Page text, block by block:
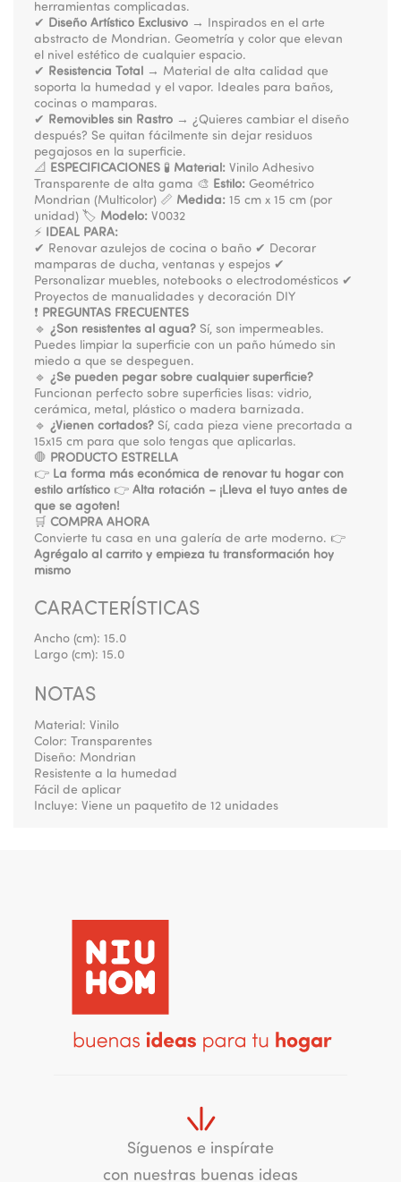
herramientas complicadas.
✔ Diseño Artístico Exclusivo → Inspirados en el arte
abstracto de Mondrian. Geometría y color que elevan
el nivel estético de cualquier espacio.
✔ Resistencia Total → Material de alta calidad que
soporta la humedad y el vapor. Ideales para baños,
cocinas o mamparas.
✔ Removibles sin Rastro → ¿Quieres cambiar el diseño
después? Se quitan fácilmente sin dejar residuos
pegajosos en la superficie.
📐 ESPECIFICACIONES 🧪 Material: Vinilo Adhesivo
Transparente de alta gama 🎨 Estilo: Geométrico
Mondrian (Multicolor) 📏 Medida: 15 cm x 15 cm (por
unidad) 🏷 Modelo: V0032
⚡ IDEAL PARA:
✔ Renovar azulejos de cocina o baño ✔ Decorar
mamparas de ducha, ventanas y espejos ✔
Personalizar muebles, notebooks o electrodomésticos ✔
Proyectos de manualidades y decoración DIY
❗ PREGUNTAS FRECUENTES
🔹 ¿Son resistentes al agua? Sí, son impermeables.
Puedes limpiar la superficie con un paño húmedo sin
miedo a que se despeguen.
🔹 ¿Se pueden pegar sobre cualquier superficie?
Funcionan perfecto sobre superficies lisas: vidrio,
cerámica, metal, plástico o madera barnizada.
🔹 ¿Vienen cortados? Sí, cada pieza viene precortada a
15x15 cm para que solo tengas que aplicarlas.
🛑 PRODUCTO ESTRELLA
👉 La forma más económica de renovar tu hogar con
estilo artístico 👉 Alta rotación – ¡Lleva el tuyo antes de
que se agoten!
🛒 COMPRA AHORA
Convierte tu casa en una galería de arte moderno. 👉
Agrégalo al carrito y empieza tu transformación hoy
mismo
CARACTERÍSTICAS
Ancho (cm): 15.0
Largo (cm): 15.0
NOTAS
Material: Vinilo
Color: Transparentes
Diseño: Mondrian
Resistente a la humedad
Fácil de aplicar
Incluye: Viene un paquetito de 12 unidades
Síguenos e inspírate
con nuestras buenas ideas